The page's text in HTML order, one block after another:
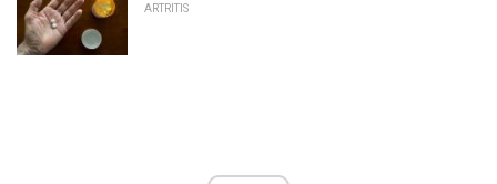
ARTRITIS